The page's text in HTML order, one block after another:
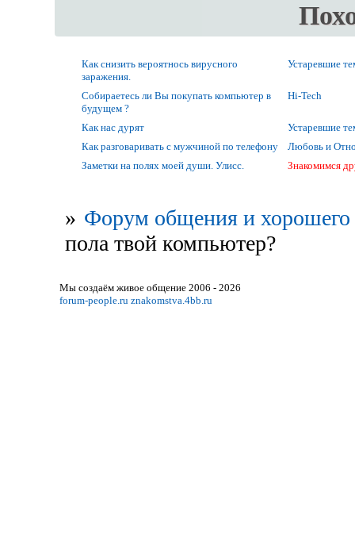
Как снизить вероятнось вирусного
заражения.
Устаревшие
Собираетесь ли Вы покупать компьютер в
будущем ?
Hi-Tech
Как нас дурят
Устаревшие
Как разговаривать с мужчиной по телефону
Любовь и
Заметки на полях моей души. Улисс.
Знакомимся
» Форум общения и хорошего
пола твой компьютер?
Мы создаём живое общение 2006 - 2026
forum-people.ru znakomstva.4bb.ru